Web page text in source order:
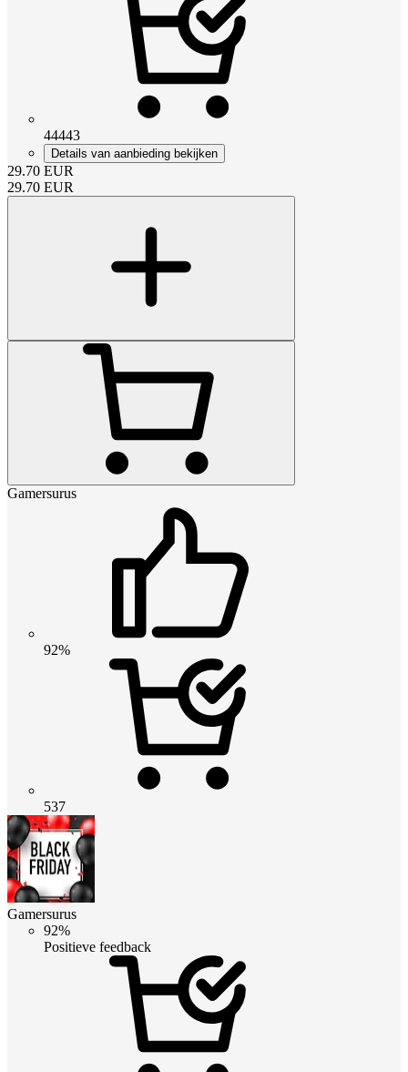
44443
Details van aanbieding bekijken
29.70 EUR
29.70 EUR
Gamersurus
92%
537
Gamersurus
92%
Positieve feedback